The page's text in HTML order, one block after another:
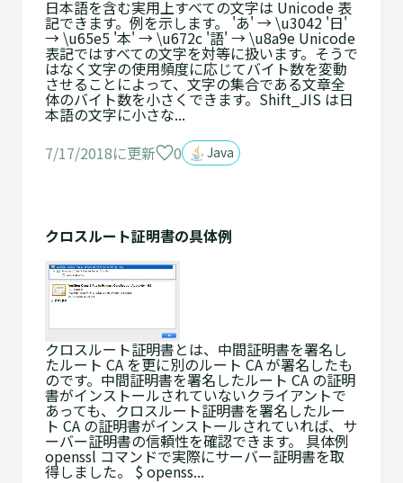
日本語を含む実用上すべての文字は Unicode 表
記できます。例を示します。 'あ' → \u3042 '日'
→ \u65e5 '本' → \u672c '語' → \u8a9e Unicode
表記ではすべての文字を対等に扱います。そうで
はなく文字の使用頻度に応じてバイト数を変動
させることによって、文字の集合である文章全
体のバイト数を小さくできます。Shift_JIS は日
本語の文字に小さな...
7/17/2018に更新
0 Java
クロスルート証明書の具体例
クロスルート証明書とは、中間証明書を署名し
たルート CA を更に別のルート CA が署名したも
のです。中間証明書を署名したルート CA の証明
書がインストールされていないクライアントで
あっても、クロスルート証明書を署名したルー
ト CA の証明書がインストールされていれば、サ
ーバー証明書の信頼性を確認できます。 具体例
openssl コマンドで実際にサーバー証明書を取
得しました。 $ openss...